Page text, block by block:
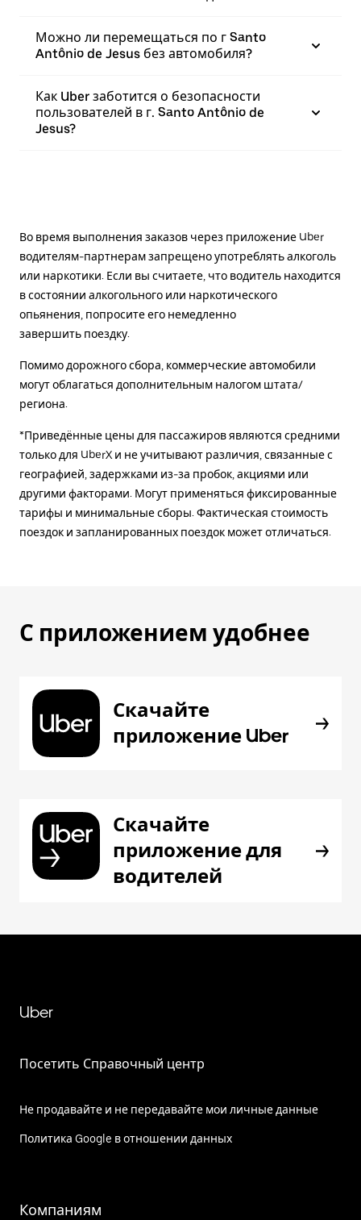
Можно ли перемещаться по г Santo
Antônio de Jesus без автомобиля?
Как Uber заботится о безопасности
пользователей в г. Santo Antônio de
Jesus?
Во время выполнения заказов через приложение Uber
водителям-партнерам запрещено употреблять алкоголь
или наркотики. Если вы считаете, что водитель находится
в состоянии алкогольного или наркотического
опьянения, попросите его немедленно
завершить поездку.
Помимо дорожного сбора, коммерческие автомобили
могут облагаться дополнительным налогом штата/
региона.
*Приведённые цены для пассажиров являются средними
только для UberX и не учитывают различия, связанные с
географией, задержками из-за пробок, акциями или
другими факторами. Могут применяться фиксированные
тарифы и минимальные сборы. Фактическая стоимость
поездок и запланированных поездок может отличаться.
С приложением удобнее
Скачайте
приложение Uber
Скачайте
приложение для
водителей
Uber
Посетить Справочный центр
Не продавайте и не передавайте мои личные данные
Политика Google в отношении данных
Компаниям